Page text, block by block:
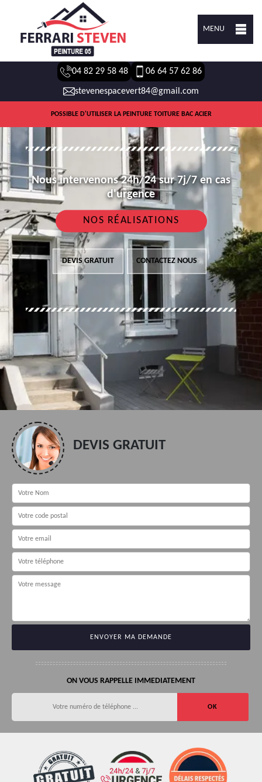
MENU
04 82 29 58 48 06 64 57 62 86
stevenespacevert84@gmail.com
POSSIBLE D'UTILISER LA PEINTURE TOITURE BAC ACIER
Nous intervenons 24h/24 sur 7j/7 en cas
d'urgence
NOS RÉALISATIONS
DEVIS GRATUIT CONTACTEZ NOUS
DEVIS GRATUIT
ON VOUS RAPPELLE IMMEDIATEMENT